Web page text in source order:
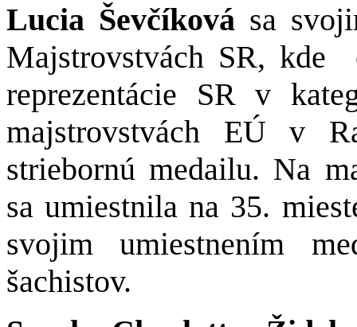
Lucia Ševčíková sa
Majstrovstvách SR, kde
reprezentácie SR v
majstrovstvách EÚ v
striebornú medailu. Na
sa umiestnila na 35.
svojim umiestnením
šachistov.